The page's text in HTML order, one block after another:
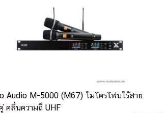
Audio M-5000 (M67) ไมโครโฟนไร้สาย
คลื่นความถี่ UHF